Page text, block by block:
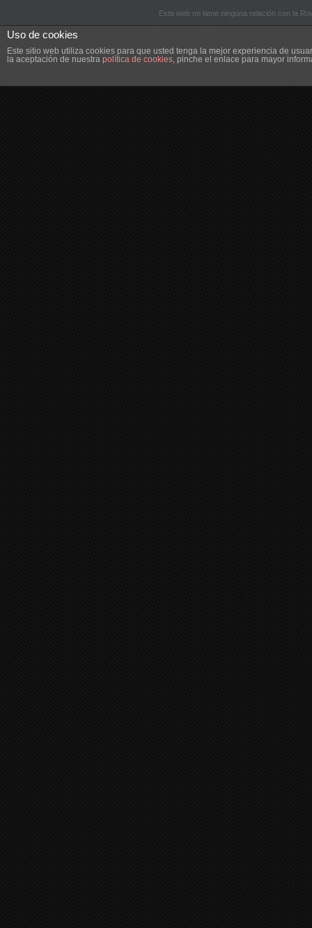
Esta web no tiene ninguna relación con la
Uso de cookies
Este sitio web utiliza cookies para que usted tenga la mejor experiencia de
la aceptación de nuestra política de cookies, pinche el enlace para mayor